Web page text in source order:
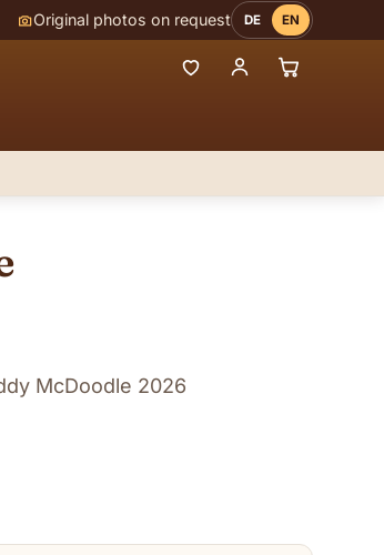
Original photos on request DE EN
McDoodle 2026